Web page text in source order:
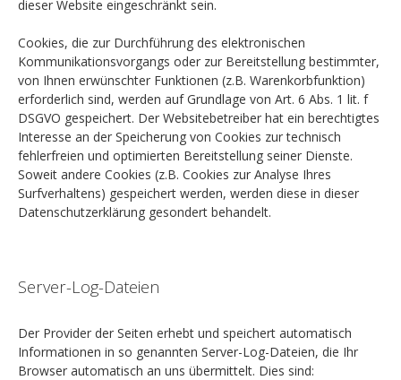
dieser Website eingeschränkt sein.
Cookies, die zur Durchführung des elektronischen
Kommunikationsvorgangs oder zur Bereitstellung bestimmter,
von Ihnen erwünschter Funktionen (z.B. Warenkorbfunktion)
erforderlich sind, werden auf Grundlage von Art. 6 Abs. 1 lit. f
DSGVO gespeichert. Der Websitebetreiber hat ein berechtigtes
Interesse an der Speicherung von Cookies zur technisch
fehlerfreien und optimierten Bereitstellung seiner Dienste.
Soweit andere Cookies (z.B. Cookies zur Analyse Ihres
Surfverhaltens) gespeichert werden, werden diese in dieser
Datenschutzerklärung gesondert behandelt.
Server-Log-Dateien
Der Provider der Seiten erhebt und speichert automatisch
Informationen in so genannten Server-Log-Dateien, die Ihr
Browser automatisch an uns übermittelt. Dies sind: